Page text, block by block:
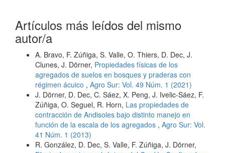
Artículos más leídos del mismo
autor/a
A. Bravo, F. Zúñiga, S. Valle, O. Thiers, D. Dec, J.
Clunes, J. Dörner, Propiedades físicas de los
agregados de suelos en bosques y praderas con
régimen ácuico , Agro Sur: Vol. 49 Núm. 1 (2021)
J. Dörner, D. Dec, C. Sáez, X. Peng, J. Ivelic-Sáez, F.
Zúñiga, O. Seguel, R. Horn, Las propiedades de
contracción de Andisoles bajo distinto manejo en
función de la escala de los agregados , Agro Sur: Vol.
41 Núm. 1 (2013)
R. González, D. Dec, S. Valle, F. Zúñiga, J. Dörner,